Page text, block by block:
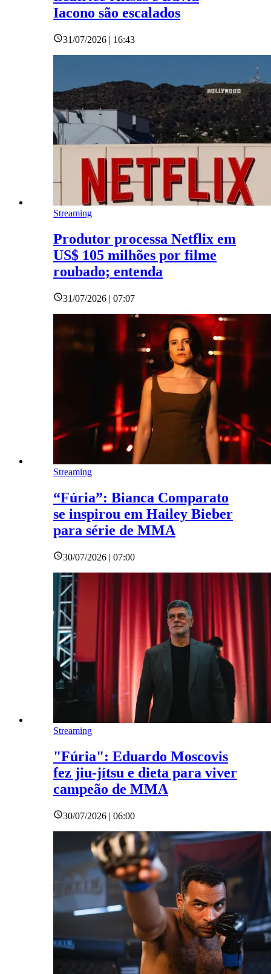
Iacono são escalados
31/07/2026 | 16:43
Streaming
Produtor processa Netflix em
US$ 105 milhões por filme
roubado; entenda
31/07/2026 | 07:07
Streaming
“Fúria”: Bianca Comparato
se inspirou em Hailey Bieber
para série de MMA
30/07/2026 | 07:00
Streaming
"Fúria": Eduardo Moscovis
fez jiu-jítsu e dieta para viver
campeão de MMA
30/07/2026 | 06:00